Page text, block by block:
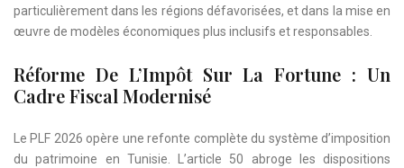
particulièrement dans les régions défavorisées, et dans la mise en
œuvre de modèles économiques plus inclusifs et responsables.
Réforme De L’Impôt Sur La Fortune : Un
Cadre Fiscal Modernisé
Le PLF 2026 opère une refonte complète du système d’imposition
du patrimoine en Tunisie. L’article 50 abroge les dispositions